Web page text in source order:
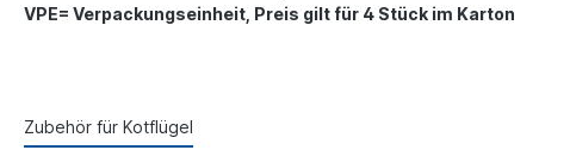
VPE= Verpackungseinheit, Preis gilt für 4 Stück im Karton
Zubehör für Kotflügel